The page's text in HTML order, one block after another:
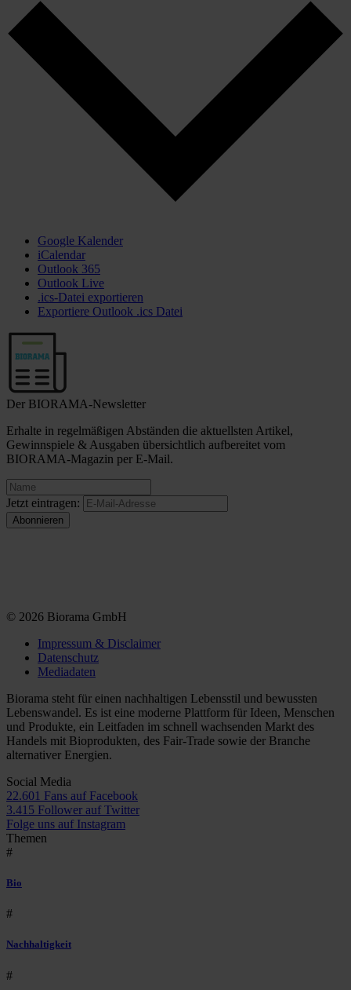
Google Kalender
iCalendar
Outlook 365
Outlook Live
.ics-Datei exportieren
Exportiere Outlook .ics Datei
Der BIORAMA-Newsletter
Erhalte in regelmäßigen Abständen die aktuellsten Artikel,
Gewinnspiele & Ausgaben übersichtlich aufbereitet vom
BIORAMA-Magazin per E-Mail.
Jetzt eintragen:
© 2026 Biorama GmbH
Impressum & Disclaimer
Datenschutz
Mediadaten
Biorama steht für einen nachhaltigen Lebensstil und bewussten
Lebenswandel. Es ist eine moderne Plattform für Ideen, Menschen
und Produkte, ein Leitfaden im schnell wachsenden Markt des
Handels mit Bioprodukten, des Fair-Trade sowie der Branche
alternativer Energien.
Social Media
22.601 Fans auf Facebook
3.415 Follower auf Twitter
Folge uns auf Instagram
Themen
#
Bio
#
Nachhaltigkeit
#